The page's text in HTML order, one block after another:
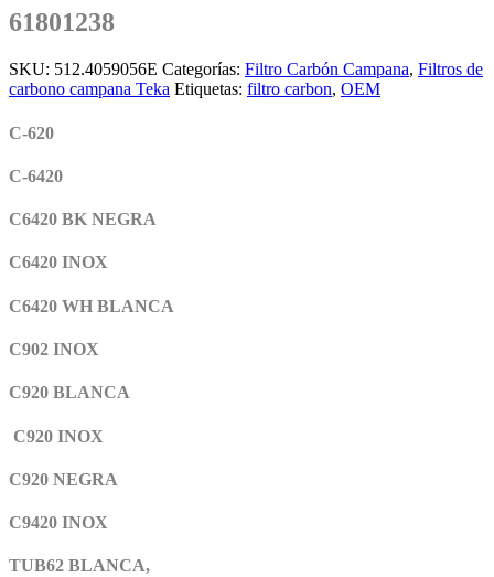
61801238
SKU: 512.4059056E Categorías: Filtro Carbón Campana, Filtros de
carbono campana Teka Etiquetas: filtro carbon, OEM
C-620
C-6420
C6420 BK NEGRA
C6420 INOX
C6420 WH BLANCA
C902 INOX
C920 BLANCA
C920 INOX
C920 NEGRA
C9420 INOX
TUB62 BLANCA,